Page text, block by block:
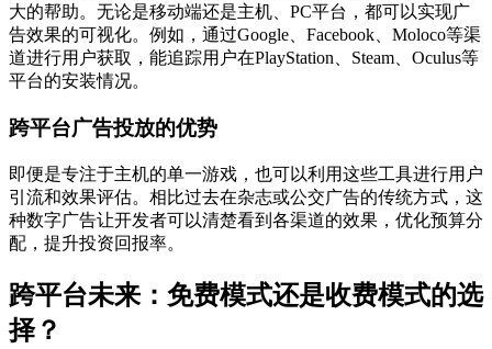
大的帮助。无论是移动端还是主机、PC平台，都可以实现广
告效果的可视化。例如，通过Google、Facebook、Moloco等渠
道进行用户获取，能追踪用户在PlayStation、Steam、Oculus等
平台的安装情况。
跨平台广告投放的优势
即便是专注于主机的单一游戏，也可以利用这些工具进行用户
引流和效果评估。相比过去在杂志或公交广告的传统方式，这
种数字广告让开发者可以清楚看到各渠道的效果，优化预算分
配，提升投资回报率。
跨平台未来：免费模式还是收费模式的选
择？